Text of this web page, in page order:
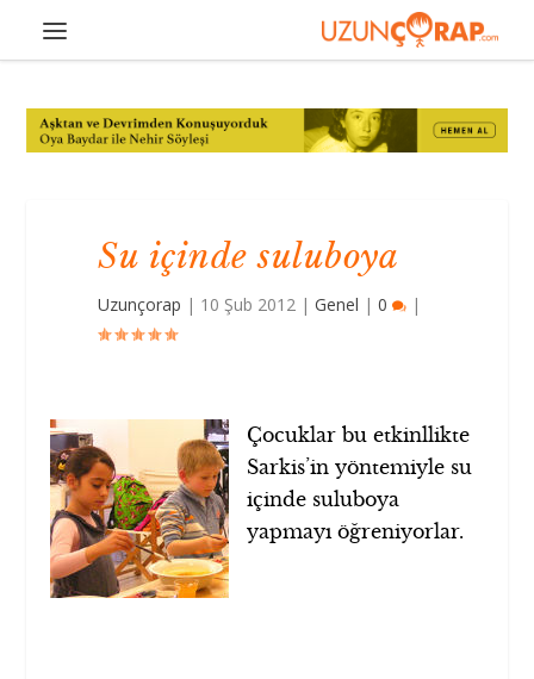
Su içinde suluboya
Uzunçorap | 10 Şub 2012 |Genel |0 |
Çocuklar bu etkinllikte
Sarkis’in yöntemiyle su
içinde suluboya
yapmayı öğreniyorlar.